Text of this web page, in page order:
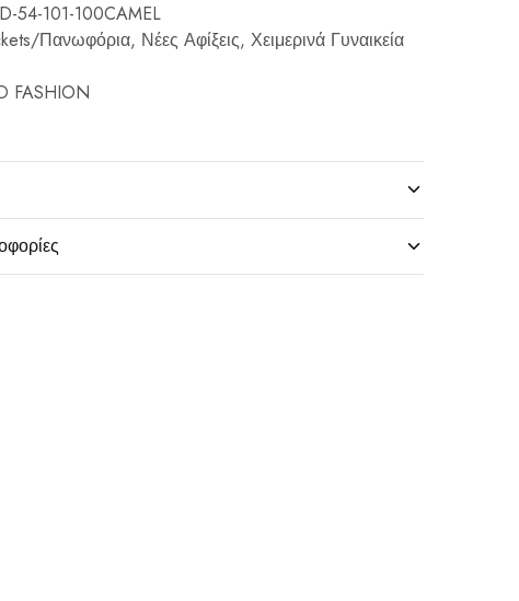
54-101-100CAMEL
Πανωφόρια, Νέες Αφίξεις, Χειμερινά Γυναικεία
FASHION